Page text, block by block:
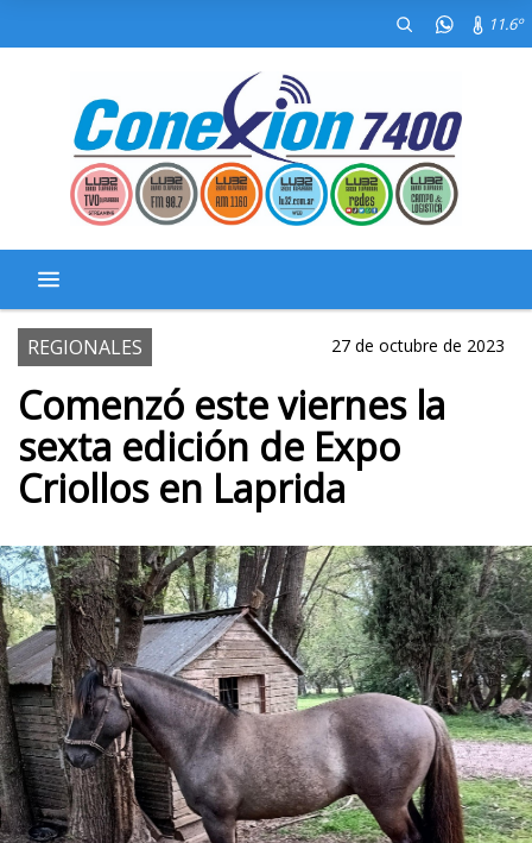
11.6º
REGIONALES 27 de octubre de 2023
Comenzó este viernes la
sexta edición de Expo
Criollos en Laprida